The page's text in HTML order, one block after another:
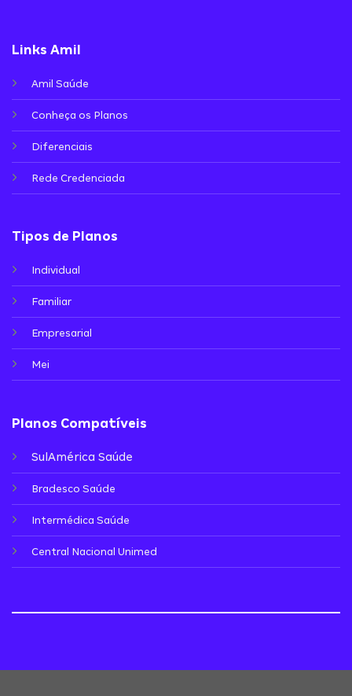
Links Amil
Amil Saúde
Conheça os Planos
Diferenciais
Rede Credenciada
Tipos de Planos
Individual
Familiar
Empresarial
Mei
Planos Compatíveis
SulAmérica Saúde
Bradesco Saúde
Intermédica Saúde
Central Nacional Unimed